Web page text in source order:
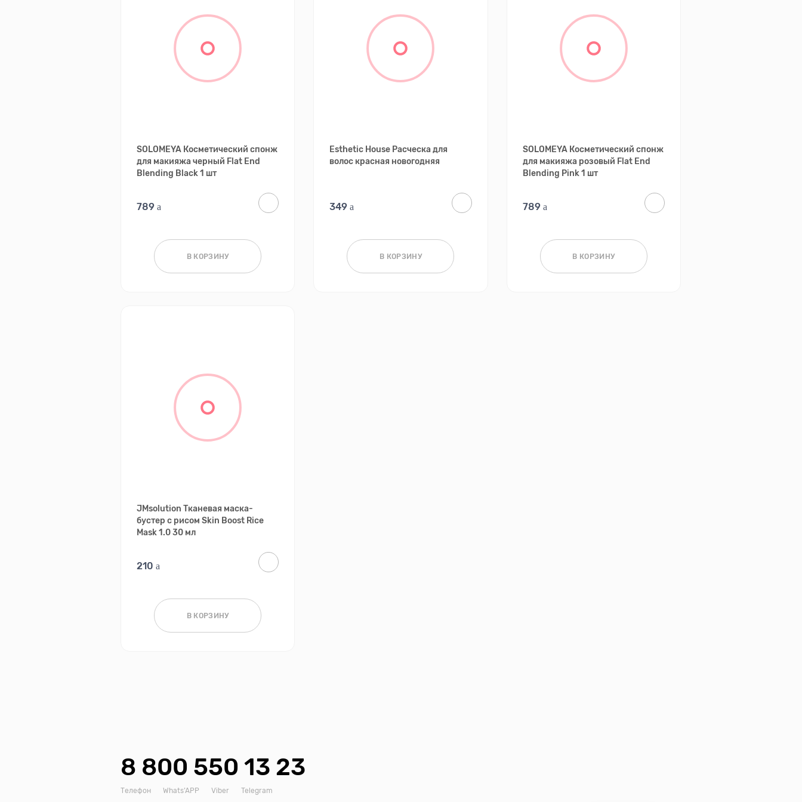
SOLOMEYA Косметический спонж
для макияжа черный Flat End
Blending Black 1 шт
789
В КОРЗИНУ
Esthetic House Расческа для
волос красная новогодняя
349
В КОРЗИНУ
SOLOMEYA Косметический спонж
для макияжа розовый Flat End
Blending Pink 1 шт
789
В КОРЗИНУ
JMsolution Тканевая маска-
бустер с рисом Skin Boost Rice
Mask 1.0 30 мл
210
В КОРЗИНУ
8 800 550 13 23
Телефон Whats’APP Viber Telegram